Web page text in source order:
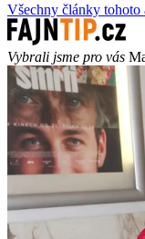
Všechny články
Vybrali jsme pro vás